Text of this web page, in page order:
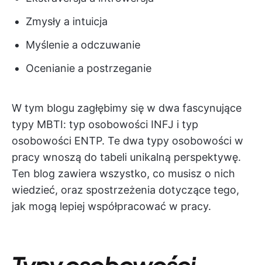
Zmysły a intuicja
Myślenie a odczuwanie
Ocenianie a postrzeganie
W tym blogu zagłębimy się w dwa fascynujące
typy MBTI: typ osobowości INFJ i typ
osobowości ENTP. Te dwa typy osobowości w
pracy wnoszą do tabeli unikalną perspektywę.
Ten blog zawiera wszystko, co musisz o nich
wiedzieć, oraz spostrzeżenia dotyczące tego,
jak mogą lepiej współpracować w pracy.